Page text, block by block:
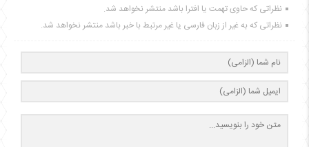
نظراتی که حاوی تهمت یا افترا باشد منتشر نخواهد شد.
نظراتی که به غیر از زبان فارسی یا غیر مرتبط با خبر باشد منتشر نخواهد شد.